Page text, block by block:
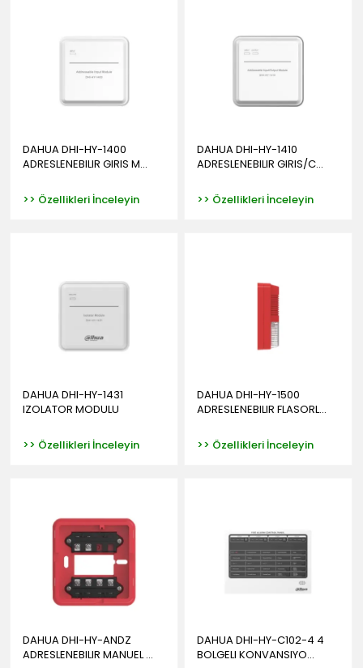
DAHUA DHI-HY-1400
ADRESLENEBILIR GIRIS M...
>> Özellikleri İnceleyin
DAHUA DHI-HY-1410
ADRESLENEBILIR GIRIS/C...
>> Özellikleri İnceleyin
DAHUA DHI-HY-1431
IZOLATOR MODULU
>> Özellikleri İnceleyin
DAHUA DHI-HY-1500
ADRESLENEBILIR FLASORL...
>> Özellikleri İnceleyin
DAHUA DHI-HY-ANDZ
ADRESLENEBILIR MANUEL ...
DAHUA DHI-HY-C102-4 4
BOLGELI KONVANSIYO...